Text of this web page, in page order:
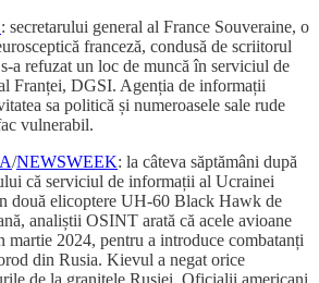
: secretarului general al France Souveraine, o
franceză, condusă de scriitorul
a refuzat un loc de muncă în serviciul de
Franței, DGSI. Agenția de informații
sa politică și numeroasele sale rude
vulnerabil.
/NEWSWEEK: la câteva săptămâni după
că serviciul de informații al Ucrainei
două elicoptere UH-60 Black Hawk de
analiștii OSINT arată că acele avioane
martie 2024, pentru a introduce combatanți
din Rusia. Kievul a negat orice
de la granițele Rusiei. Oficialii americani